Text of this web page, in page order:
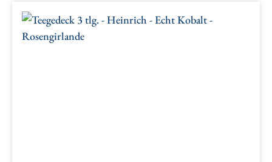
Bildergalerie überspringen